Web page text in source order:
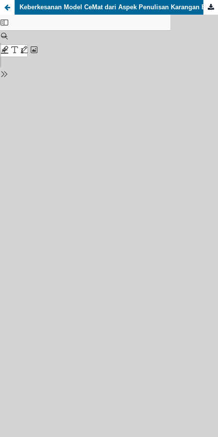
Keberkesanan Model CeMat dari Aspek Penulisan Karangan Bahasa Melayu Peringkat SPM